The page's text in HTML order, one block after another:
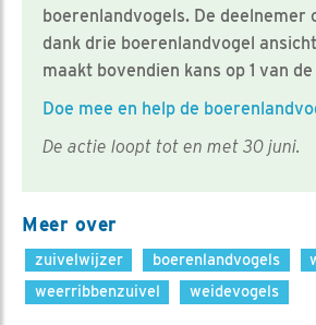
boerenlandvogels. De deelnemer
dank drie boerenlandvogel
maakt bovendien kans op 1 van
Doe mee en help de
De actie loopt tot en met 30 juni.
Meer over
zuivelwijzer boerenlandvogels
weerribbenzuivel
weidevogels